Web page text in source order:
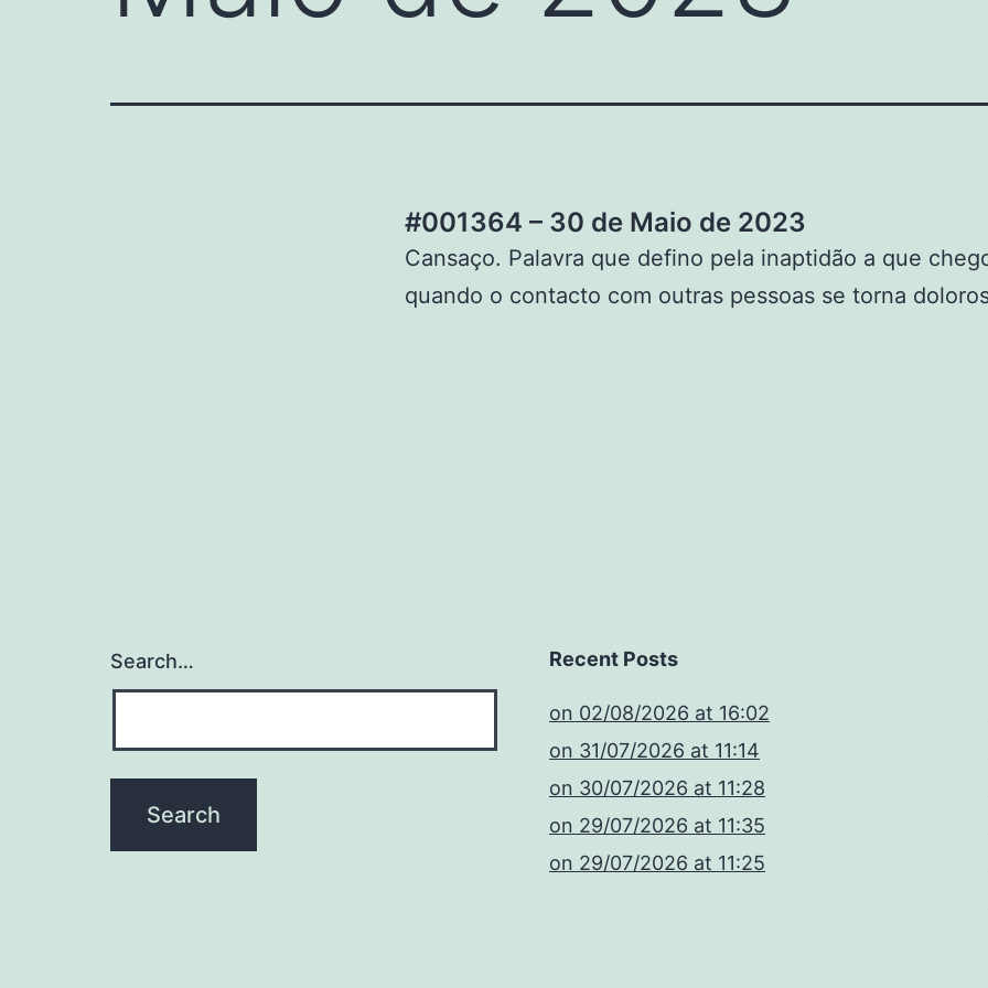
#001364 – 30 de Maio de 2023
Cansaço. Palavra que defino pela inaptidão a que
quando o contacto com outras pessoas se torna
Search… Recent Posts
​on 02/08/2026 at 16:02
​on 31/07/2026 at 11:14
​on 30/07/2026 at 11:28
​on 29/07/2026 at 11:35
​on 29/07/2026 at 11:25